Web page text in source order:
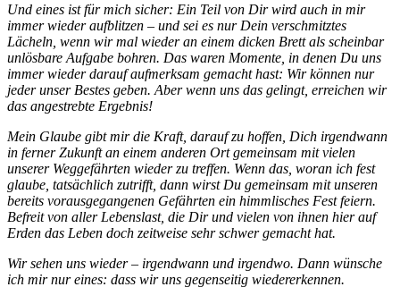
Und eines ist für mich sicher: Ein Teil von Dir wird auch in mir
immer wieder aufblitzen – und sei es nur Dein verschmitztes
Lächeln, wenn wir mal wieder an einem dicken Brett als scheinbar
unlösbare Aufgabe bohren. Das waren Momente, in denen Du uns
immer wieder darauf aufmerksam gemacht hast: Wir können nur
jeder unser Bestes geben. Aber wenn uns das gelingt, erreichen wir
das angestrebte Ergebnis!
Mein Glaube gibt mir die Kraft, darauf zu hoffen, Dich irgendwann
in ferner Zukunft an einem anderen Ort gemeinsam mit vielen
unserer Weggefährten wieder zu treffen. Wenn das, woran ich fest
glaube, tatsächlich zutrifft, dann wirst Du gemeinsam mit unseren
bereits vorausgegangenen Gefährten ein himmlisches Fest feiern.
Befreit von aller Lebenslast, die Dir und vielen von ihnen hier auf
Erden das Leben doch zeitweise sehr schwer gemacht hat.
Wir sehen uns wieder – irgendwann und irgendwo. Dann wünsche
ich mir nur eines: dass wir uns gegenseitig wiedererkennen.